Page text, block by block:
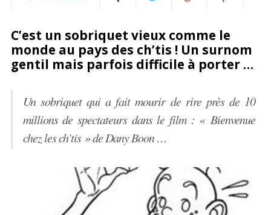
sur sur
Google+
it
C’est un sobriquet vieux comme le
monde au pays des ch’tis ! Un surnom
gentil mais parfois difficile à porter …
Un sobriquet qui a fait mourir de rire près de 10
millions de spectateurs dans le film : « Bienvenue
chez les ch’tis » de Dany Boon …